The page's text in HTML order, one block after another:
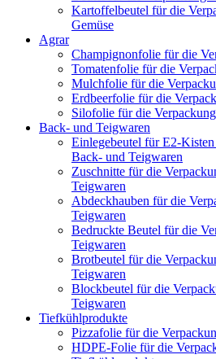
Kartoffelbeutel für die
Gemüse
Agrar
Champignonfolie für die
Tomatenfolie für die
Mulchfolie für die
Erdbeerfolie für die
Silofolie für die
Back- und Teigwaren
Einlegebeutel für E2-
Back- und Teigwaren
Zuschnitte für die
Teigwaren
Abdeckhauben für die
Teigwaren
Bedruckte Beutel für die
Teigwaren
Brotbeutel für die
Teigwaren
Blockbeutel für die
Teigwaren
Tiefkühlprodukte
Pizzafolie für die
HDPE-Folie für die